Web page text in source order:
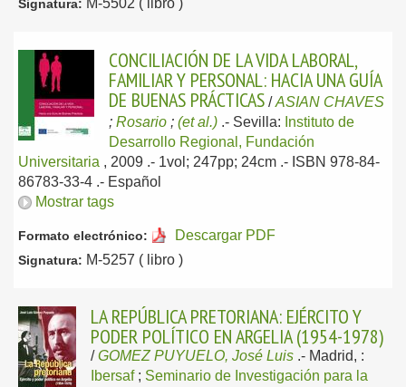
Signatura: M-5502 ( libro )
CONCILIACIÓN DE LA VIDA LABORAL,
FAMILIAR Y PERSONAL: HACIA UNA GUÍA
DE BUENAS PRÁCTICAS /ASIAN CHAVES
; Rosario ; (et al.) .- Sevilla: Instituto de
Desarrollo Regional, Fundación
Universitaria , 2009 .- 1vol; 247pp; 24cm .- ISBN 978-84-
86783-33-4 .- Español
Mostrar tags
Formato electrónico: Descargar PDF
Signatura: M-5257 ( libro )
LA REPÚBLICA PRETORIANA: EJÉRCITO Y
PODER POLÍTICO EN ARGELIA (1954-1978)
/GOMEZ PUYUELO, José Luis .- Madrid, :
Ibersaf; Seminario de Investigación para la